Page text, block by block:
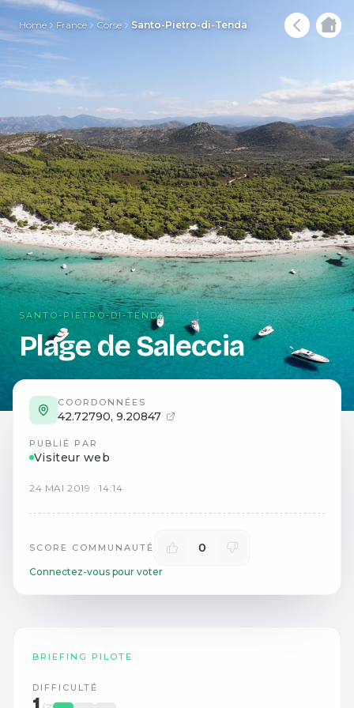
Home France Corse Santo-Pietro-di-Tenda
SANTO-PIETRO-DI-TENDA
Plage de Saleccia
COORDONNÉES
42.72790, 9.20847
PUBLIÉ PAR
Visiteur web
24 MAI 2019 ·14:14
SCORE COMMUNAUTÉ 0
Connectez-vous pour voter
BRIEFING PILOTE
DIFFICULTÉ